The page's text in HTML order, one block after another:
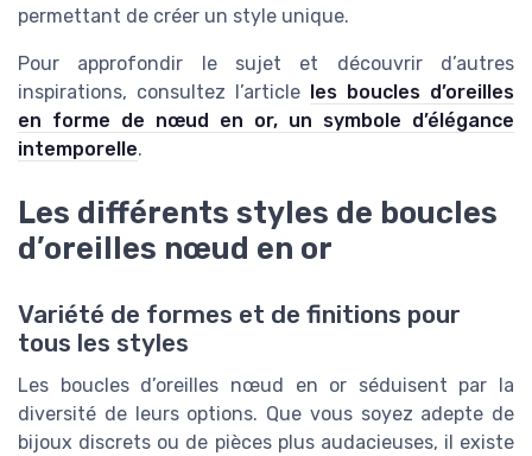
permettant de créer un style unique.
Pour approfondir le sujet et découvrir d’autres
inspirations, consultez l’article les boucles d’oreilles
en forme de nœud en or, un symbole d’élégance
intemporelle.
Les différents styles de boucles
d’oreilles nœud en or
Variété de formes et de finitions pour
tous les styles
Les boucles d’oreilles nœud en or séduisent par la
diversité de leurs options. Que vous soyez adepte de
bijoux discrets ou de pièces plus audacieuses, il existe